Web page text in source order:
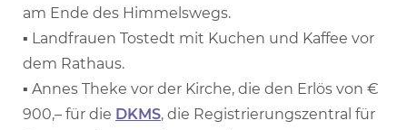
am Ende des Himmelswegs.
▪ Landfrauen Tostedt mit Kuchen und Kaffee vor
dem Rathaus.
▪ Annes Theke vor der Kirche, die den Erlös von €
900,– für die DKMS, die Registrierungszentral für